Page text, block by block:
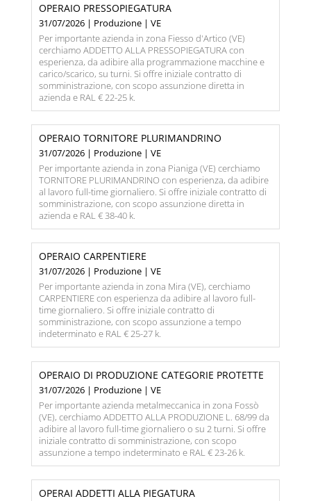
OPERAIO PRESSOPIEGATURA
31/07/2026 | Produzione | VE
Per importante azienda in zona Fiesso d'Artico (VE)
cerchiamo ADDETTO ALLA PRESSOPIEGATURA con
esperienza, da adibire alla programmazione macchine e
carico/scarico, su turni. Si offre iniziale contratto di
somministrazione, con scopo assunzione diretta in
azienda e RAL € 22-25 k.
OPERAIO TORNITORE PLURIMANDRINO
31/07/2026 | Produzione | VE
Per importante azienda in zona Pianiga (VE) cerchiamo
TORNITORE PLURIMANDRINO con esperienza, da adibire
al lavoro full-time giornaliero. Si offre iniziale contratto di
somministrazione, con scopo assunzione diretta in
azienda e RAL € 38-40 k.
OPERAIO CARPENTIERE
31/07/2026 | Produzione | VE
Per importante azienda in zona Mira (VE), cerchiamo
CARPENTIERE con esperienza da adibire al lavoro full-
time giornaliero. Si offre iniziale contratto di
somministrazione, con scopo assunzione a tempo
indeterminato e RAL € 25-27 k.
OPERAIO DI PRODUZIONE CATEGORIE PROTETTE
31/07/2026 | Produzione | VE
Per importante azienda metalmeccanica in zona Fossò
(VE), cerchiamo ADDETTO ALLA PRODUZIONE L. 68/99 da
adibire al lavoro full-time giornaliero o su 2 turni. Si offre
iniziale contratto di somministrazione, con scopo
assunzione a tempo indeterminato e RAL € 23-26 k.
OPERAI ADDETTI ALLA PIEGATURA